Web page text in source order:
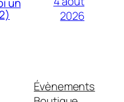
2026
Évènements